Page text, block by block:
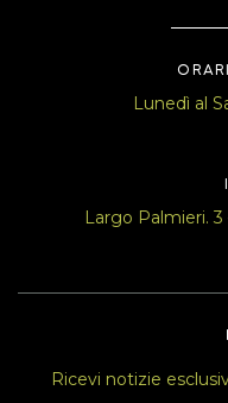
Lunedì al
Largo Palmieri.
Ricevi notizie